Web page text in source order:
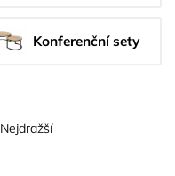
Konferenční sety
Nejdražší